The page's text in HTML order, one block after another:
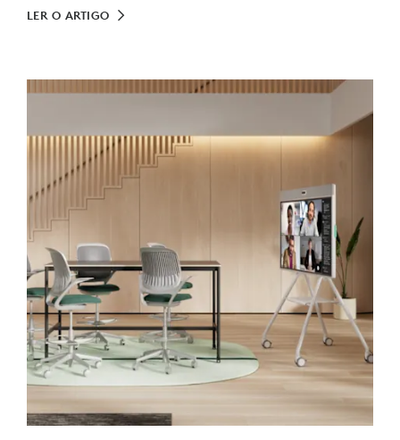
LER O ARTIGO